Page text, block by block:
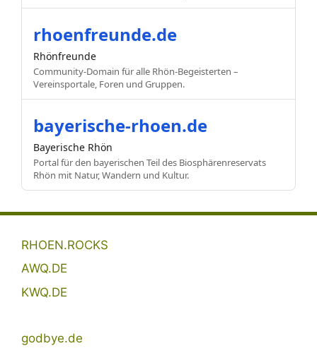
rhoenfreunde.de
Rhönfreunde
Community-Domain für alle Rhön-Begeisterten –
Vereinsportale, Foren und Gruppen.
bayerische-rhoen.de
Bayerische Rhön
Portal für den bayerischen Teil des Biosphärenreservats
Rhön mit Natur, Wandern und Kultur.
RHOEN.ROCKS
AWQ.DE
KWQ.DE
godbye.de